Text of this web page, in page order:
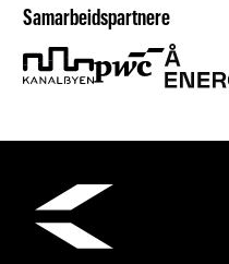
Samarbeidspartnere